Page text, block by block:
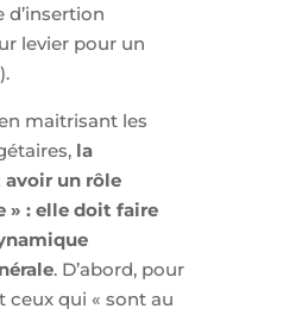
d’insertion
levier pour un
maitrisant les
la
un rôle
» : elle doit faire
. D’abord, pour
ceux qui « sont au